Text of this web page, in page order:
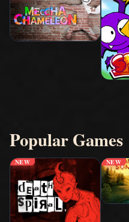
Popular Games
NEW NEW